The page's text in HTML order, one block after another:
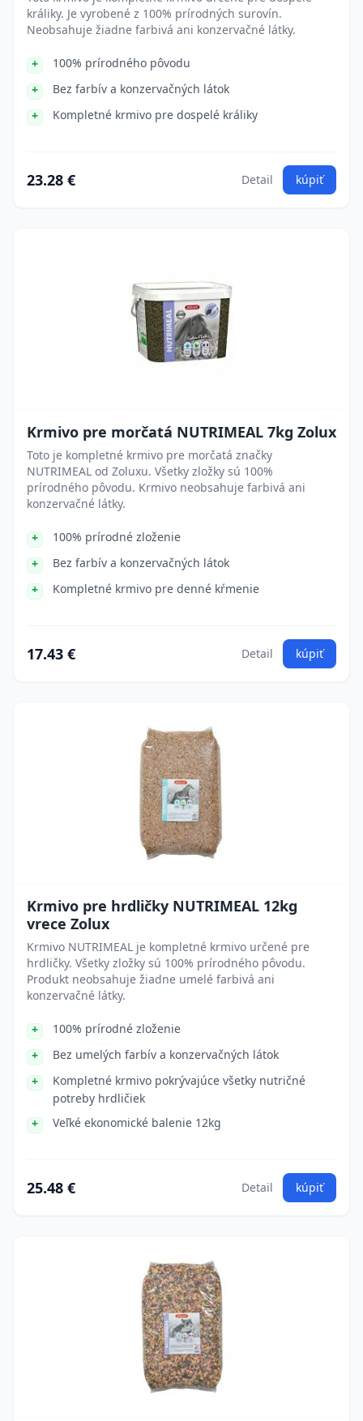
králiky. Je vyrobené z 100% prírodných surovín.
Neobsahuje žiadne farbivá ani konzervačné látky.
100% prírodného pôvodu
Bez farbív a konzervačných látok
Kompletné krmivo pre dospelé králiky
23.28 € Detail kúpiť
Krmivo pre morčatá NUTRIMEAL 7kg Zolux
Toto je kompletné krmivo pre morčatá značky
NUTRIMEAL od Zoluxu. Všetky zložky sú 100%
prírodného pôvodu. Krmivo neobsahuje farbivá ani
konzervačné látky.
100% prírodné zloženie
Bez farbív a konzervačných látok
Kompletné krmivo pre denné kŕmenie
17.43 € Detail kúpiť
Krmivo pre hrdličky NUTRIMEAL 12kg
vrece Zolux
Krmivo NUTRIMEAL je kompletné krmivo určené pre
hrdličky. Všetky zložky sú 100% prírodného pôvodu.
Produkt neobsahuje žiadne umelé farbivá ani
konzervačné látky.
100% prírodné zloženie
Bez umelých farbív a konzervačných látok
Kompletné krmivo pokrývajúce všetky nutričné
potreby hrdličiek
Veľké ekonomické balenie 12kg
25.48 € Detail kúpiť